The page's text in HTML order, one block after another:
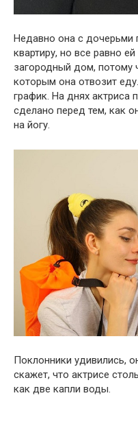
Недавно она с дочерьми
квартиру, но все равно
загородный дом, потому
которым она отвозит
график. На днях актриса
сделано перед тем, как
на йогу.
Поклонники удивились,
скажет, что актрисе
как две капли воды.